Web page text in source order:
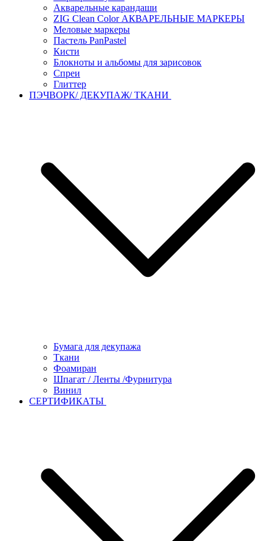
Акварельные карандаши
ZIG Clean Color АКВАРЕЛЬНЫЕ МАРКЕРЫ
Меловые маркеры
Пастель PanPastel
Кисти
Блокноты и альбомы для зарисовок
Спреи
Глиттер
ПЭЧВОРК/ ДЕКУПАЖ/ ТКАНИ
Бумага для декупажа
Ткани
Фоамиран
Шпагат / Ленты /Фурнитура
Винил
СЕРТИФИКАТЫ